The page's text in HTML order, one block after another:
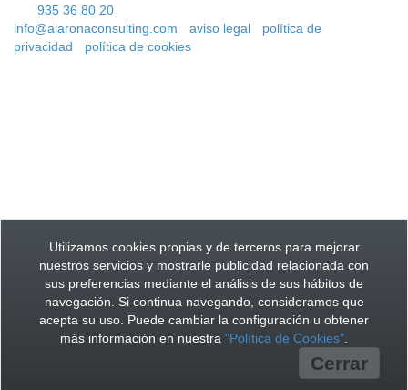
935 36 80 20
info@alaronaconsulting.com
aviso legal
política de
privacidad
política de cookies
Utilizamos cookies propias y de terceros para mejorar
nuestros servicios y mostrarle publicidad relacionada con
sus preferencias mediante el análisis de sus hábitos de
navegación. Si continua navegando, consideramos que
acepta su uso. Puede cambiar la configuración u obtener
más información en nuestra "Política de Cookies"
Cerrar